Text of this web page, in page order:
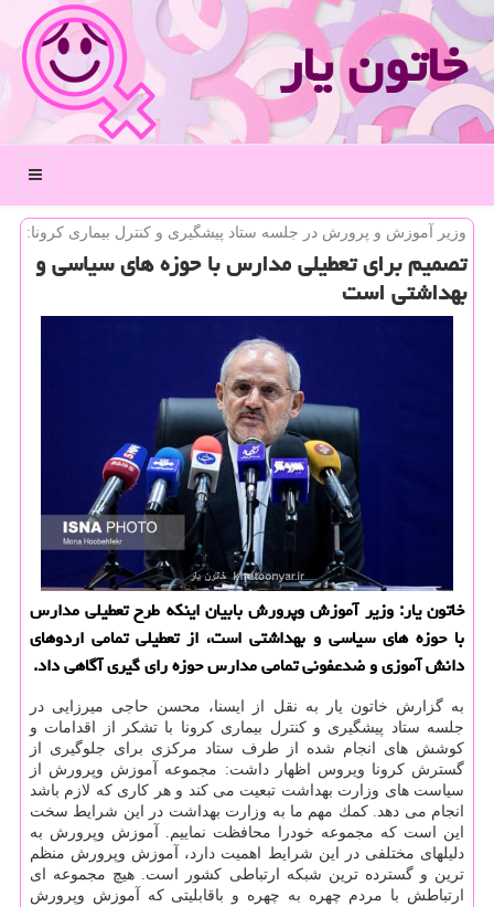
خاتون یار
منو
وزیر آموزش و پرورش در جلسه ستاد پیشگیری و كنترل بیماری كرونا:
تصمیم برای تعطیلی مدارس با حوزه های سیاسی و
بهداشتی است
خاتون یار: وزیر آموزش وپرورش بابیان اینكه طرح تعطیلی مدارس
با حوزه های سیاسی و بهداشتی است، از تعطیلی تمامی اردوهای
دانش آموزی و ضدعفونی تمامی مدارس حوزه رای گیری آگاهی داد.
به گزارش خاتون یار به نقل از ایسنا، محسن حاجی میرزایی در
جلسه ستاد پیشگیری و كنترل بیماری كرونا با تشكر از اقدامات و
كوشش های انجام شده از طرف ستاد مركزی برای جلوگیری از
گسترش كرونا ویروس اظهار داشت: مجموعه آموزش وپرورش از
سیاست های وزارت بهداشت تبعیت می كند و هر كاری كه لازم باشد
انجام می دهد. كمك مهم ما به وزارت بهداشت در این شرایط سخت
این است كه مجموعه خودرا محافظت نماییم. آموزش وپرورش به
دلیلهای مختلفی در این شرایط اهمیت دارد، آموزش وپرورش منظم
ترین و گسترده ترین شبكه ارتباطی كشور است. هیچ مجموعه ای
ارتباطش با مردم چهره به چهره و باقابلیتی كه آموزش وپرورش